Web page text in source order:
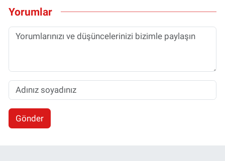
Yorumlar
Gönder